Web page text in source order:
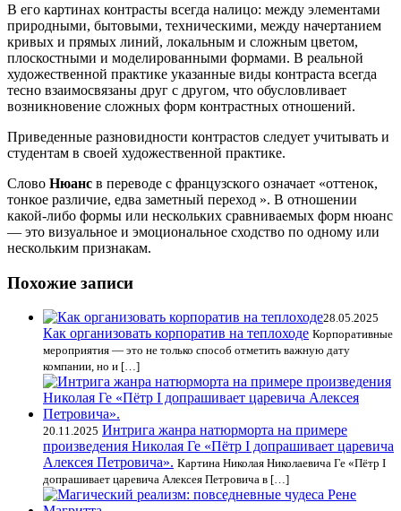
В его картинах контрасты всегда налицо: между элементами
природными, бытовыми, техническими, между начертанием
кривых и прямых линий, локальным и сложным цветом,
плоскостными и моделированными формами. В реальной
художественной практике указанные виды контраста всегда
тесно взаимосвязаны друг с другом, что обусловливает
возникновение сложных форм контрастных отношений.
Приведенные разновидности контрастов следует учитывать и
студентам в своей художественной практике.
Слово Нюанс в переводе с французского означает «оттенок,
тонкое различие, едва заметный переход ». В отношении
какой-либо формы или нескольких сравниваемых форм нюанс
— это визуальное и эмоциональное сходство по одному или
нескольким признакам.
Похожие записи
28.05.2025
Как организовать корпоратив на теплоходе Корпоративные
мероприятия — это не только способ отметить важную дату
компании, но и […]
20.11.2025 Интрига жанра натюрморта на примере
произведения Николая Ге «Пётр I допрашивает царевича
Алексея Петровича». Картина Николая Николаевича Ге «Пётр I
допрашивает царевича Алексея Петровича в […]